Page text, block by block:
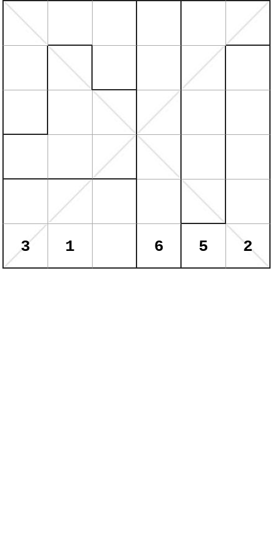
3 1 6 5 2